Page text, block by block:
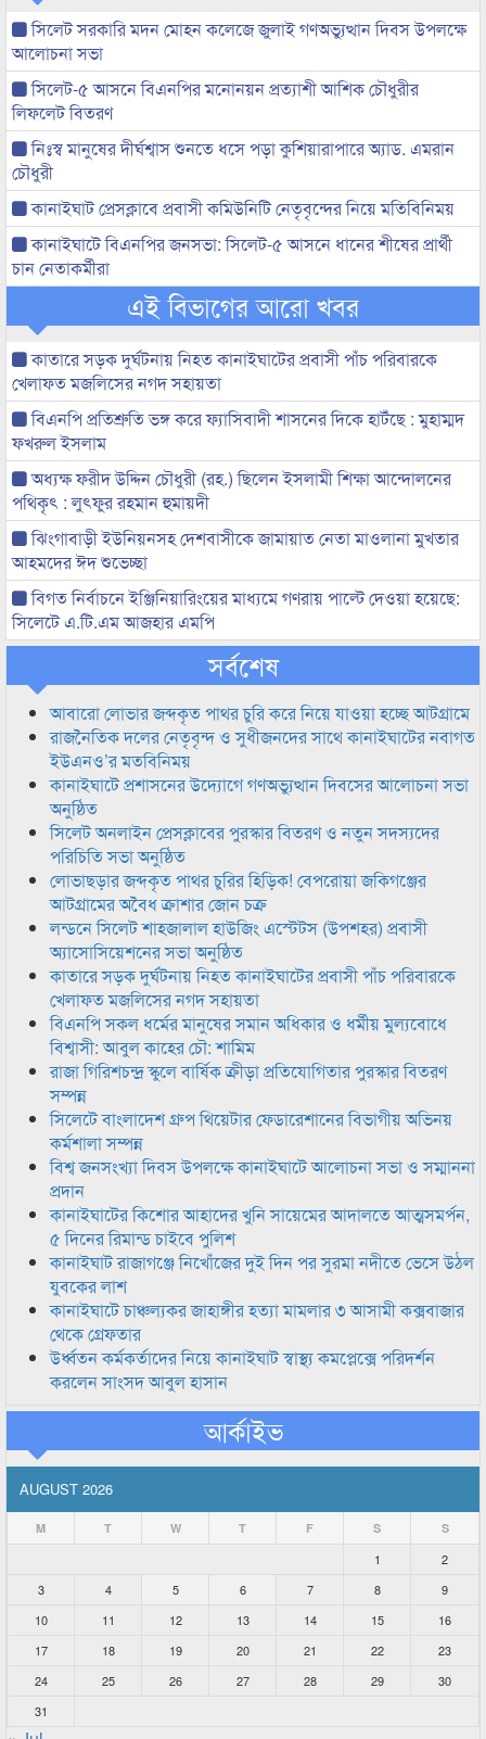
সিলেট সরকারি মদন মোহন কলেজে জুলাই গণঅভ্যুত্থান দিবস উপলক্ষে
আলোচনা সভা
সিলেট-৫ আসনে বিএনপির মনোনয়ন প্রত্যাশী আশিক চৌধুরীর
লিফলেট বিতরণ
নিঃস্ব মানুষের দীর্ঘশ্বাস শুনতে ধসে পড়া কুশিয়ারাপারে অ্যাড. এমরান
চৌধুরী
কানাইঘাট প্রেসক্লাবে প্রবাসী কমিউনিটি নেতৃবৃন্দের নিয়ে মতিবিনিময়
কানাইঘাটে বিএনপির জনসভা: সিলেট-৫ আসনে ধানের শীষের প্রার্থী
চান নেতাকর্মীরা
এই বিভাগের আরো খবর
কাতারে সড়ক দুর্ঘটনায় নিহত কানাইঘাটের প্রবাসী পাঁচ পরিবারকে
খেলাফত মজলিসের নগদ সহায়তা
বিএনপি প্রতিশ্রুতি ভঙ্গ করে ফ্যাসিবাদী শাসনের দিকে হাটঁছে : মুহাম্মদ
ফখরুল ইসলাম
অধ্যক্ষ ফরীদ উদ্দিন চৌধুরী (রহ.) ছিলেন ইসলামী শিক্ষা আন্দোলনের
পথিকৃৎ : লুৎফুর রহমান হুমায়দী
ঝিংগাবাড়ী ইউনিয়নসহ দেশবাসীকে জামায়াত নেতা মাওলানা মুখতার
আহমদের ঈদ শুভেচ্ছা
বিগত নির্বাচনে ইঞ্জিনিয়ারিংয়ের মাধ্যমে গণরায় পাল্টে দেওয়া হয়েছে:
সিলেটে এ.টি.এম আজহার এমপি
সর্বশেষ
আবারো লোভার জব্দকৃত পাথর চুরি করে নিয়ে যাওয়া হচ্ছে আটগ্রামে
রাজনৈতিক দলের নেতৃবৃন্দ ও সুধীজনদের সাথে কানাইঘাটের নবাগত
ইউএনও’র মতবিনিময়
কানাইঘাটে প্রশাসনের উদ্যোগে গণঅভ্যুত্থান দিবসের আলোচনা সভা
অনুষ্ঠিত
সিলেট অনলাইন প্রেসক্লাবের পুরস্কার বিতরণ ও নতুন সদস্যদের
পরিচিতি সভা অনুষ্ঠিত
লোভাছড়ার জব্দকৃত পাথর চুরির হিড়িক! বেপরোয়া জকিগঞ্জের
আটগ্রামের অবৈধ ক্রাশার জোন চক্র
লন্ডনে সিলেট শাহজালাল হাউজিং এস্টেটস (উপশহর) প্রবাসী
অ্যাসোসিয়েশনের সভা অনুষ্ঠিত
কাতারে সড়ক দুর্ঘটনায় নিহত কানাইঘাটের প্রবাসী পাঁচ পরিবারকে
খেলাফত মজলিসের নগদ সহায়তা
বিএনপি সকল ধর্মের মানুষের সমান অধিকার ও ধর্মীয় মুল্যবোধে
বিশ্বাসী: আবুল কাহের চৌ: শামিম
রাজা গিরিশচন্দ্র স্কুলে বার্ষিক ক্রীড়া প্রতিযোগিতার পুরস্কার বিতরণ
সম্পন্ন
সিলেটে বাংলাদেশ গ্রুপ থিয়েটার ফেডারেশানের বিভাগীয় অভিনয়
কর্মশালা সম্পন্ন
বিশ্ব জনসংখ্যা দিবস উপলক্ষে কানাইঘাটে আলোচনা সভা ও সম্মাননা
প্রদান
কানাইঘাটের কিশোর আহাদের খুনি সায়েমের আদালতে আত্মসমর্পন,
৫ দিনের রিমান্ড চাইবে পুলিশ
কানাইঘাট রাজাগঞ্জে নিখোঁজের দুই দিন পর সুরমা নদীতে ভেসে উঠল
যুবকের লাশ
কানাইঘাটে চাঞ্চল্যকর জাহাঙ্গীর হত্যা মামলার ৩ আসামী কক্সবাজার
থেকে গ্রেফতার
উর্ধ্বতন কর্মকর্তাদের নিয়ে কানাইঘাট স্বাস্থ্য কমপ্লেক্সে পরিদর্শন
করলেন সাংসদ আবুল হাসান
আর্কাইভ
AUGUST 2026
M T W T F S S
1
2
3
4 5 6 7 8
9
10
11 12 13 14 15
16
17
18 19 20 21 22
23
24
25 26 27 28 29
30
31